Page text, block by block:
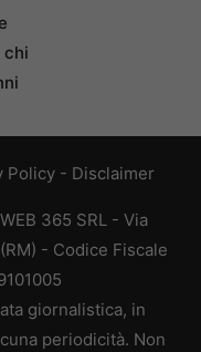
chi
Policy - Disclaimer
365 SRL - Via
- Codice Fiscale
giornalistica, in
periodicità. Non